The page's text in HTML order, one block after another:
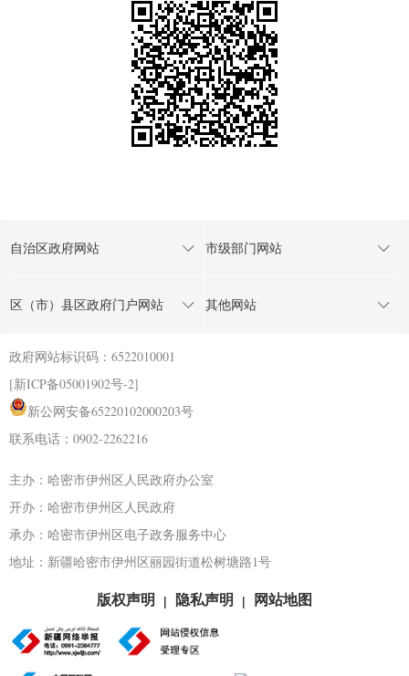
自治区政府网站 市级部门网站
区（市）县区政府门户网站 其他网站
政府网站标识码：6522010001
[新ICP备05001902号-2]
新公网安备65220102000203号
联系电话：0902-2262216
主办：哈密市伊州区人民政府办公室
开办：哈密市伊州区人民政府
承办：哈密市伊州区电子政务服务中心
地址：新疆哈密市伊州区丽园街道松树塘路1号
版权声明 | 隐私声明 | 网站地图